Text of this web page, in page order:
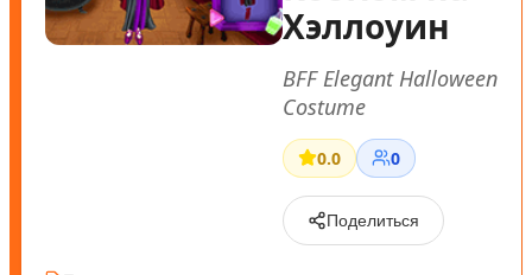
Хэллоуин
BFF Elegant Halloween
Costume
0.0 0
Поделиться